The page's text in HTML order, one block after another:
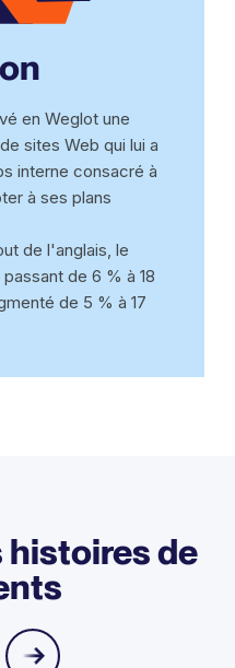
en Weglot une
sites Web qui lui a
interne consacré à
à ses plans
de l'anglais, le
de 6 % à 18
de 5 % à 17
histoires de